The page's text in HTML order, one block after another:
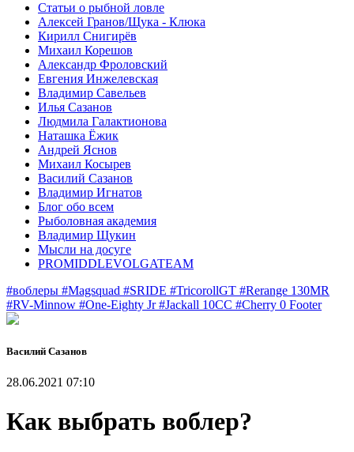
Статьи о рыбной ловле
Алексей Гранов/Щука - Клюка
Кирилл Снигирёв
Михаил Корешов
Александр Фроловский
Евгения Инжелевская
Владимир Савельев
Илья Сазанов
Людмила Галактионова
Наташка Ёжик
Андрей Яснов
Михаил Косырев
Василий Сазанов
Владимир Игнатов
Блог обо всем
Рыболовная академия
Владимир Щукин
Мысли на досуге
PROMIDDLEVOLGATEAM
#воблеры #Magsquad #SRIDE #TricorollGT #Rerange 130MR
#RV-Minnow #One-Eighty Jr#Jackall 10CC #Cherry 0 Footer
Василий Сазанов
28.06.2021 07:10
Как выбрать воблер?